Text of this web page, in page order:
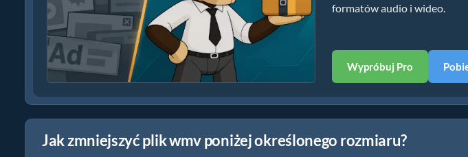
formatów audio i wideo.
Wypróbuj Pro
Jak zmniejszyć plik wmv poniżej określonego rozmiaru?